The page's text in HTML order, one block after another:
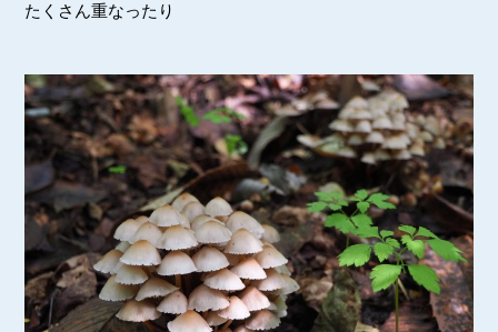
たくさん重なったり